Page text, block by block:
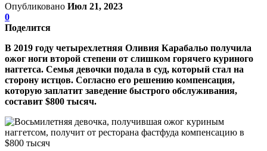
Опубликовано Июл 21, 2023
0
Поделится
В 2019 году четырехлетняя Оливия Карабальо получила
ожог ноги второй степени от слишком горячего куриного
наггетса. Семья девочки подала в суд, который стал на
сторону истцов. Согласно его решению компенсация,
которую заплатит заведение быстрого обслуживания,
составит $800 тысяч.